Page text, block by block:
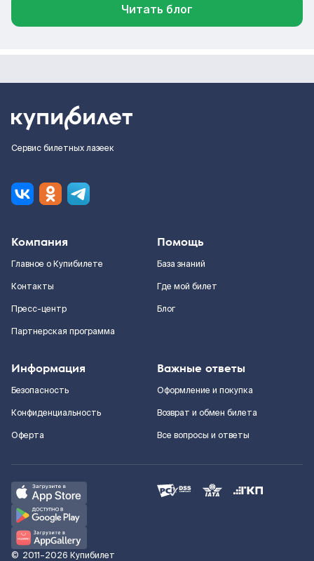
Читать блог
Сервис билетных лазеек
Компания
Главное о Купибилете
Контакты
Пресс-центр
Партнерская программа
Помощь
База знаний
Где мой билет
Блог
Информация
Безопасность
Конфиденциальность
Оферта
Важные ответы
Оформление и покупка
Возврат и обмен билета
Все вопросы и ответы
© 2011–2026 Купибилет